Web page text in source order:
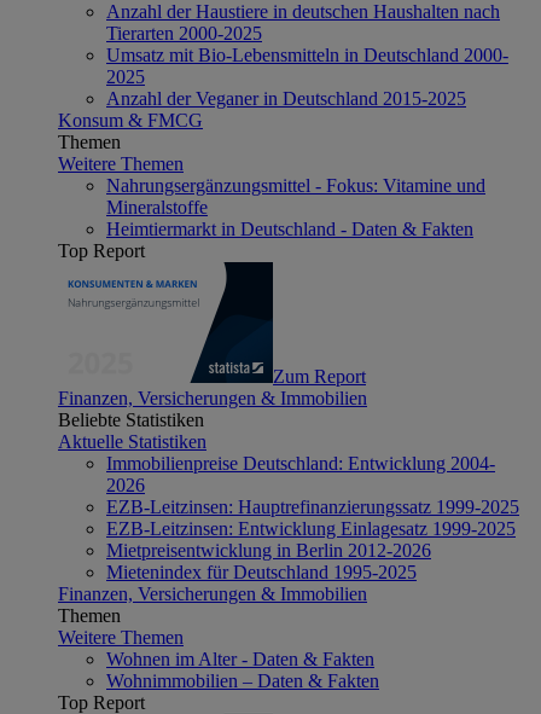
Anzahl der Haustiere in deutschen Haushalten nach
Tierarten 2000-2025
Umsatz mit Bio-Lebensmitteln in Deutschland 2000-
2025
Anzahl der Veganer in Deutschland 2015-2025
Konsum & FMCG
Themen
Weitere Themen
Nahrungsergänzungsmittel - Fokus: Vitamine und
Mineralstoffe
Heimtiermarkt in Deutschland - Daten & Fakten
Top Report
Zum Report
Finanzen, Versicherungen & Immobilien
Beliebte Statistiken
Aktuelle Statistiken
Immobilienpreise Deutschland: Entwicklung 2004-
2026
EZB-Leitzinsen: Hauptrefinanzierungssatz 1999-2025
EZB-Leitzinsen: Entwicklung Einlagesatz 1999-2025
Mietpreisentwicklung in Berlin 2012-2026
Mietenindex für Deutschland 1995-2025
Finanzen, Versicherungen & Immobilien
Themen
Weitere Themen
Wohnen im Alter - Daten & Fakten
Wohnimmobilien – Daten & Fakten
Top Report